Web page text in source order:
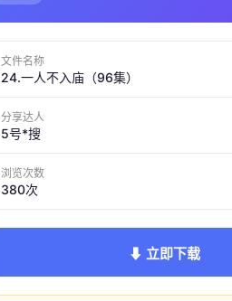
文件名称
24.一人不入庙（96集）
分享达人
5号*搜
浏览次数
380次
⬇ 立即下载